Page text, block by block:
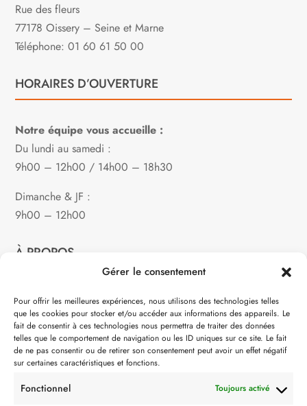
Gérer le consentement
Pour offrir les meilleures expériences, nous utilisons des technologies telles
que les cookies pour stocker et/ou accéder aux informations des appareils. Le
fait de consentir à ces technologies nous permettra de traiter des données
telles que le comportement de navigation ou les ID uniques sur ce site. Le fait
de ne pas consentir ou de retirer son consentement peut avoir un effet négatif
sur certaines caractéristiques et fonctions.
Fonctionnel Toujours activé
Rue des fleurs
77178 Oissery – Seine et Marne
Téléphone: 01 60 61 50 00
HORAIRES D’OUVERTURE
Notre équipe vous accueille :
Du lundi au samedi :
9h00 – 12h00 / 14h00 – 18h30
Dimanche & JF :
9h00 – 12h00
À PROPOS
Notre philosophie
Contact
Partenaire de: